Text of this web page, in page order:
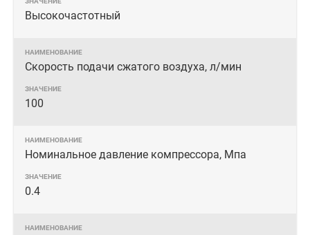
Высокочастотный
Скорость подачи сжатого воздуха, л/мин
100
Номинальное давление компрессора, Мпа
0.4